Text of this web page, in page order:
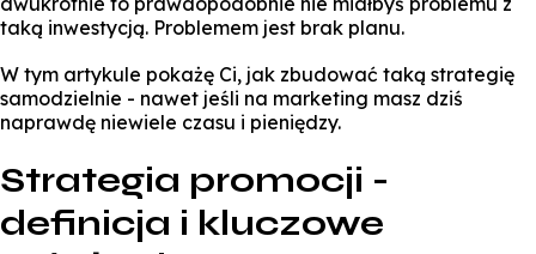
taką inwestycją. Problemem jest brak planu.
W tym artykule pokażę Ci, jak zbudować taką strategię
samodzielnie - nawet jeśli na marketing masz dziś
naprawdę niewiele czasu i pieniędzy.
Strategia promocji -
definicja i kluczowe